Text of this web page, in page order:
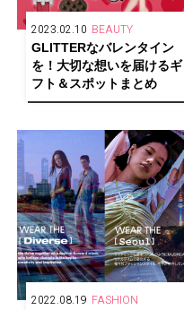
2023.02.10 BEAUTY
GLITTERなバレンタイン
を！大切な想いを届けるギ
フト＆スポットまとめ
2022.08.19 FASHION